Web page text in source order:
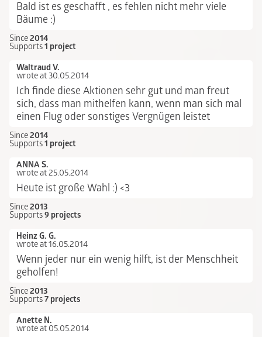
Bald ist es geschafft , es fehlen nicht mehr viele
Bäume :)
Since2014
Supports1 project
Waltraud V.
wrote at 30.05.2014
Ich finde diese Aktionen sehr gut und man freut
sich, dass man mithelfen kann, wenn man sich mal
einen Flug oder sonstiges Vergnügen leistet
Since2014
Supports1 project
ANNA S.
wrote at 25.05.2014
Heute ist große Wahl :) <3
Since2013
Supports9 projects
Heinz G. G.
wrote at 16.05.2014
Wenn jeder nur ein wenig hilft, ist der Menschheit
geholfen!
Since2013
Supports7 projects
Anette N.
wrote at 05.05.2014